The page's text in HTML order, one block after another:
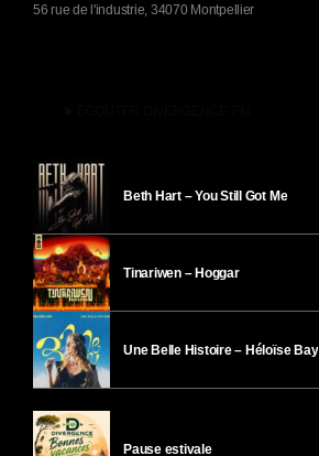
56 rue de l'industrie, 34070 Montpellier
Beth Hart – You Still Got Me
Tinariwen – Hoggar
Une Belle Histoire – Héloïse Bay
Pause estivale